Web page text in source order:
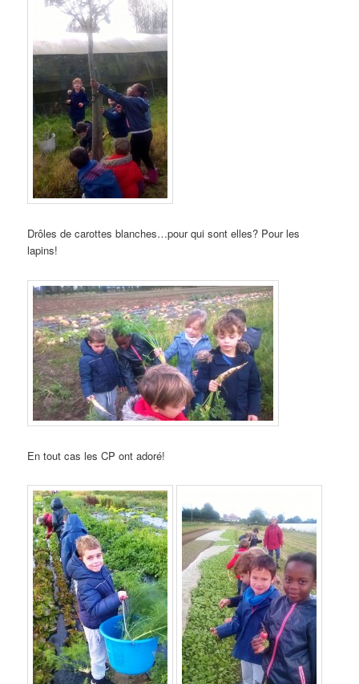
Drôles de carottes blanches…pour qui sont elles? Pour les
lapins!
En tout cas les CP ont adoré!